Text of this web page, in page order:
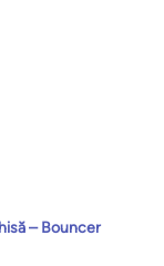
– Bouncer